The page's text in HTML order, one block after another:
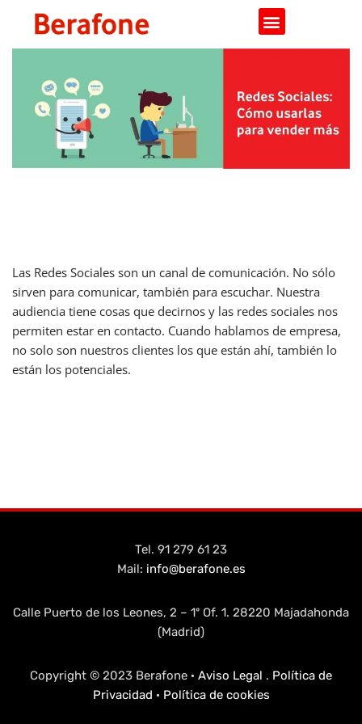
contenido
Las Redes Sociales son un canal de comunicación. No sólo
sirven para comunicar, también para escuchar. Nuestra
audiencia tiene cosas que decirnos y las redes sociales nos
permiten estar en contacto. Cuando hablamos de empresa,
no solo son nuestros clientes los que están ahí, también lo
están los potenciales.
Tel. 91 279 61 23
Mail: info@berafone.es
Calle Puerto de los Leones, 2 – 1º Of. 1. 28220 Majadahonda
(Madrid)
Copyright © 2023 Berafone · Aviso Legal . Política de
Privacidad · Política de cookies